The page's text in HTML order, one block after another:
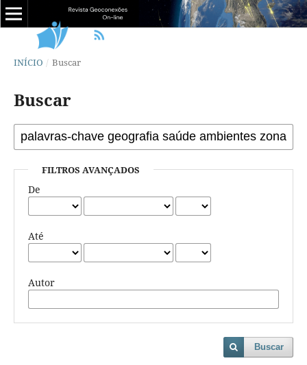
INÍCIO / Buscar
Buscar
FILTROS AVANÇADOS
De
Até
Autor
Buscar